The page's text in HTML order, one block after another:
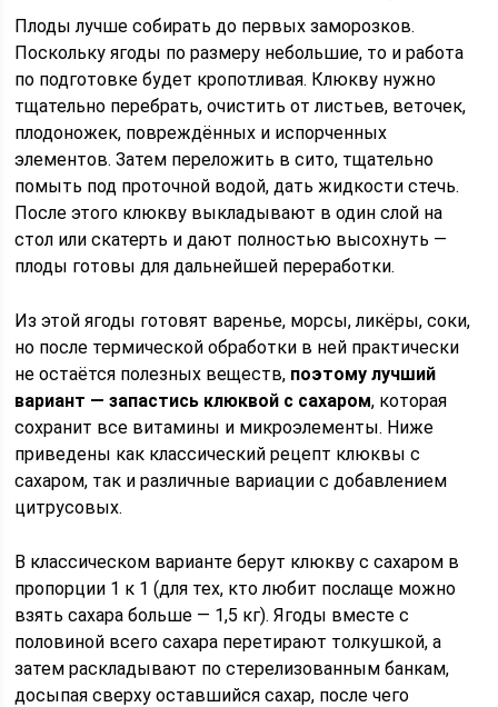
Плоды лучше собирать до первых заморозков.
Поскольку ягоды по размеру небольшие, то и работа
по подготовке будет кропотливая. Клюкву нужно
тщательно перебрать, очистить от листьев, веточек,
плодоножек, повреждённых и испорченных
элементов. Затем переложить в сито, тщательно
помыть под проточной водой, дать жидкости стечь.
После этого клюкву выкладывают в один слой на
стол или скатерть и дают полностью высохнуть —
плоды готовы для дальнейшей переработки.
Из этой ягоды готовят варенье, морсы, ликёры, соки,
но после термической обработки в ней практически
не остаётся полезных веществ, поэтому лучший
вариант — запастись клюквой с сахаром, которая
сохранит все витамины и микроэлементы. Ниже
приведены как классический рецепт клюквы с
сахаром, так и различные вариации с добавлением
цитрусовых.
В классическом варианте берут клюкву с сахаром в
пропорции 1 к 1 (для тех, кто любит послаще можно
взять сахара больше — 1,5 кг). Ягоды вместе с
половиной всего сахара перетирают толкушкой, а
затем раскладывают по стерелизованным банкам,
досыпая сверху оставшийся сахар, после чего